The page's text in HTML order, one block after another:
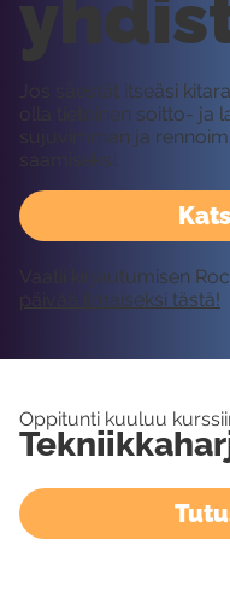
Jos säestät itseäsi
olla tietoinen soitto- ja
sujuvimman ja
saamiseksi.
Vaatii kirjautumisen
päivää ilmaiseksi tästä!
Oppitunti kuuluu